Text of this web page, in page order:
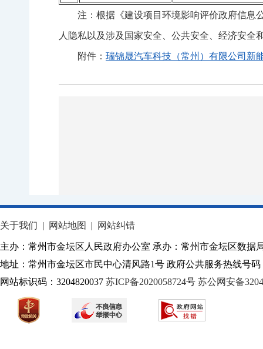
注：根据《建设项目环境影响评价政府信息
人隐私以及涉及国家安全、公共安全、经济安全
附件： 瑞锦晟汽车科技（常州）有限公司新
关于我们 | 网站地图 | 网站纠错
主办：常州市金坛区人民政府办公室 承办：常州市金坛区数据
地址：常州市金坛区市民中心清风路1号 政府公共服务热线号码
网站标识码：3204820037 苏ICP备2020058724号 苏公网安备